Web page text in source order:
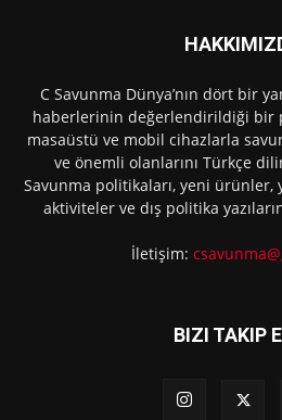
C Savunma Dünya’nın dört bir
haberlerinin değerlendirildiği bir
masaüstü ve mobil cihazlarla
ve önemli olanlarını Türkçe
Savunma politikaları, yeni ürünler,
aktiviteler ve dış politika
İletişim:
BIZI TAKIP